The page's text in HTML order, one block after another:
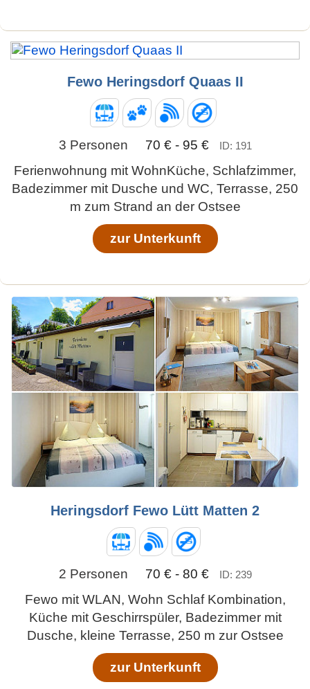
Fewo Heringsdorf Quaas II
3 Personen 70 € - 95 € ID: 191
Ferienwohnung mit WohnKüche, Schlafzimmer,
Badezimmer mit Dusche und WC, Terrasse, 250
m zum Strand an der Ostsee
zur Unterkunft
Heringsdorf Fewo Lütt Matten 2
2 Personen 70 € - 80 € ID: 239
Fewo mit WLAN, Wohn Schlaf Kombination,
Küche mit Geschirrspüler, Badezimmer mit
Dusche, kleine Terrasse, 250 m zur Ostsee
zur Unterkunft